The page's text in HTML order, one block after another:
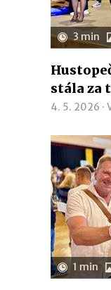
3 min
stála za
4. 5. 2026 ·
1 min